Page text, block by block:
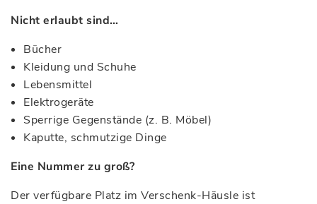
Nicht erlaubt sind…
Bücher
Kleidung und Schuhe
Lebensmittel
Elektrogeräte
Sperrige Gegenstände (z. B. Möbel)
Kaputte, schmutzige Dinge
Eine Nummer zu groß?
Der verfügbare Platz im Verschenk-Häusle ist